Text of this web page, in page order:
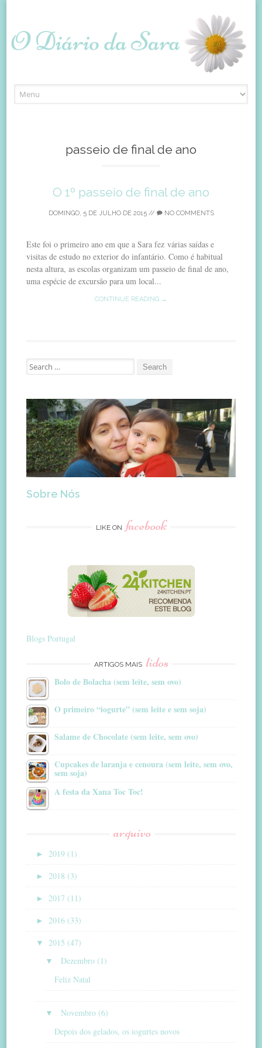
to
passeio de final de ano
O 1º passeio de final de ano
DOMINGO, 5 DE JULHO DE 2015// NO COMMENTS
Este foi o primeiro ano em que a Sara fez várias saídas e
visitas de estudo no exterior do infantário. Como é habitual
nesta altura, as escolas organizam um passeio de final de ano,
uma espécie de excursão para um local...
CONTINUE READING →
Search
for:
Sobre Nós
LIKE ON facebook
Blogs Portugal
ARTIGOS MAIS lidos
Bolo de Bolacha (sem leite, sem ovo)
O primeiro “iogurte” (sem leite e sem soja)
Salame de Chocolate (sem leite, sem ovo)
Cupcakes de laranja e cenoura (sem leite, sem ovo,
sem soja)
A festa da Xana Toc Toc!
arquivo
► 2019 (1)
► 2018 (3)
► 2017 (11)
► 2016 (33)
▼ 2015 (47)
▼
Dezembro (1)
Feliz Natal
▼
Novembro (6)
Depois dos gelados, os iogurtes novos